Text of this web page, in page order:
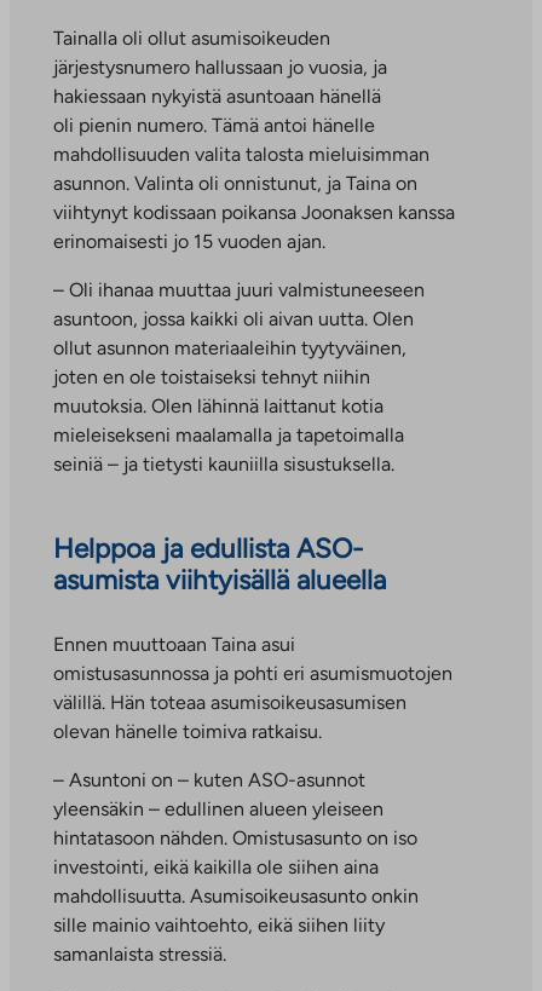
Tainalla oli ollut asumisoikeuden
järjestysnumero hallussaan jo vuosia, ja
hakiessaan nykyistä asuntoaan hänellä
oli pienin numero. Tämä antoi hänelle
mahdollisuuden valita talosta mieluisimman
asunnon. Valinta oli onnistunut, ja Taina on
viihtynyt kodissaan poikansa Joonaksen kanssa
erinomaisesti jo 15 vuoden ajan.
– Oli ihanaa muuttaa juuri valmistuneeseen
asuntoon, jossa kaikki oli aivan uutta. Olen
ollut asunnon materiaaleihin tyytyväinen,
joten en ole toistaiseksi tehnyt niihin
muutoksia. Olen lähinnä laittanut kotia
mieleisekseni maalamalla ja tapetoimalla
seiniä – ja tietysti kauniilla sisustuksella.
Helppoa ja edullista ASO-
asumista viihtyisällä alueella
Ennen muuttoaan Taina asui
omistusasunnossa ja pohti eri asumismuotojen
välillä. Hän toteaa asumisoikeusasumisen
olevan hänelle toimiva ratkaisu.
– Asuntoni on – kuten ASO-asunnot
yleensäkin – edullinen alueen yleiseen
hintatasoon nähden. Omistusasunto on iso
investointi, eikä kaikilla ole siihen aina
mahdollisuutta. Asumisoikeusasunto onkin
sille mainio vaihtoehto, eikä siihen liity
samanlaista stressiä.